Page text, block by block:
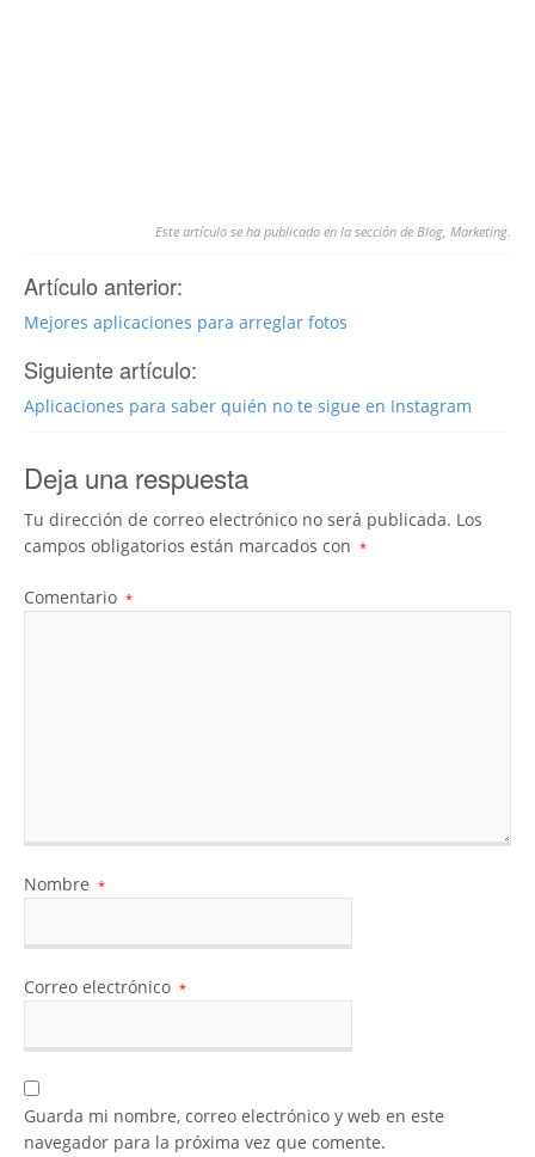
Este artículo se ha publicado en la sección de Blog Marketing
Artículo anterior:
Mejores aplicaciones para arreglar fotos
Siguiente artículo:
Aplicaciones para saber quién no te sigue en Instagram
Deja una respuesta
Tu dirección de correo electrónico no será publicada. Los
campos obligatorios están marcados con *
Comentario *
Nombre *
Correo electrónico *
Guarda mi nombre, correo electrónico y web en este
navegador para la próxima vez que comente.